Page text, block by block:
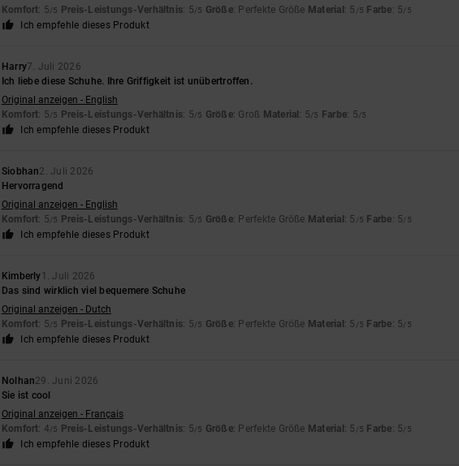
Komfort: 5/5 Preis-Leistungs-Verhältnis: 5/5 Größe: Perfekte Größe Material : 5 /5 Farbe: 5/5
Ich empfehle dieses Produkt
Harry7. Juli 2026
Ich liebe diese Schuhe. Ihre Griffigkeit ist unübertroffen.
Original anzeigen - English
Komfort: 5/5 Preis-Leistungs-Verhältnis: 5/5 Größe: Groß Material : 5/5 Farbe: 5/5
Ich empfehle dieses Produkt
Siobhan2. Juli 2026
Hervorragend
Original anzeigen - English
Komfort: 5/5 Preis-Leistungs-Verhältnis: 5/5 Größe: Perfekte Größe Material : 5 /5 Farbe: 5/5
Ich empfehle dieses Produkt
Kimberly1. Juli 2026
Das sind wirklich viel bequemere Schuhe
Original anzeigen - Dutch
Komfort: 5/5 Preis-Leistungs-Verhältnis: 5/5 Größe: Perfekte Größe Material : 5 /5 Farbe: 5/5
Ich empfehle dieses Produkt
Nolhan29. Juni 2026
Sie ist cool
Original anzeigen - Français
Komfort: 4/5 Preis-Leistungs-Verhältnis: 5/5 Größe: Perfekte Größe Material : 5 /5 Farbe: 5/5
Ich empfehle dieses Produkt